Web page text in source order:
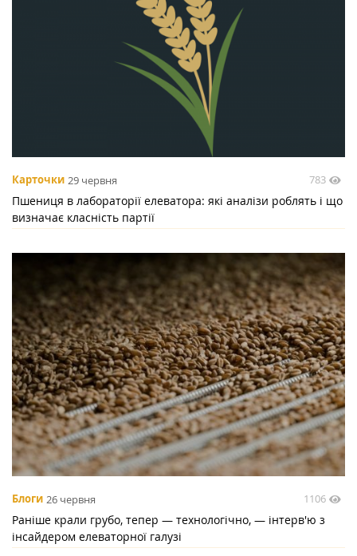
Карточки 29 червня 783
Пшениця в лабораторії елеватора: які аналізи роблять і що
визначає класність партії
Блоги 26 червня 1106
Раніше крали грубо, тепер — технологічно, — інтерв'ю з
інсайдером елеваторної галузі